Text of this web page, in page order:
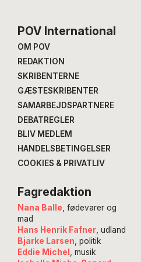
POV International
OM POV
REDAKTION
SKRIBENTERNE
GÆSTESKRIBENTER
SAMARBEJDSPARTNERE
DEBATREGLER
BLIV MEDLEM
HANDELSBETINGELSER
COOKIES & PRIVATLIV
Fagredaktion
Nana Balle , fødevarer og
mad
Hans Henrik Fafner, udland
Bjarke Larsen , politik
Eddie Michel
, musik